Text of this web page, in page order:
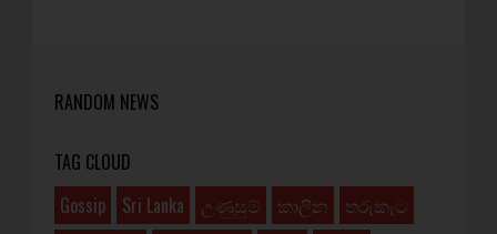
RANDOM NEWS
TAG CLOUD
Gossip
Sri Lanka උණුසුම් කාලීන
තරුකැට